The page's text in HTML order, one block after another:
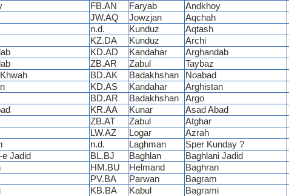
FB.AN Faryab Andkhoy
JW.AQ Jowzjan Aqchah
n.d. Kunduz Aqtash
KZ.DA Kunduz Archi
KD.AD Kandahar Arghandab
ZB.AR Zabul Taybaz
BD.AK Badakhshan Noabad
KD.AS Kandahar Arghistan
BD.AR Badakhshan Argo
KR.AA Kunar Asad Abad
ZB.AT Zabul Atghar
LW.AZ Logar Azrah
n.d. Laghman Sper Kunday ?
e Jadid
BL.BJ Baghlan Baghlani Jadid
HM.BU Helmand Baghran
PV.BA Parwan Bagram
KB.BA Kabul Bagrami